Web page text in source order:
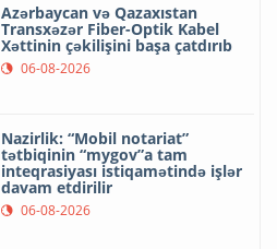
Azərbaycan və Qazaxıstan
Transxəzər Fiber-Optik Kabel
Xəttinin çəkilişini başa çatdırıb
06-08-2026
Nazirlik: “Mobil notariat”
tətbiqinin “mygov”a tam
inteqrasiyası istiqamətində işlər
davam etdirilir
06-08-2026